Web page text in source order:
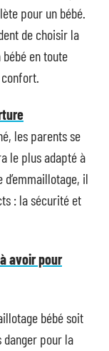
pour un bébé.
de choisir la
en toute
les parents se
le plus adapté à
il
: la sécurité et
avoir pour
bébé soit
danger pour la